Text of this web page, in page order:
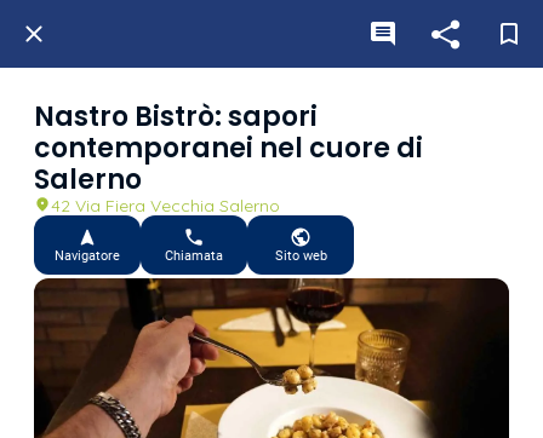
Nastro Bistrò: sapori
contemporanei nel cuore di
Salerno
42 Via Fiera Vecchia Salerno
Navigatore Chiamata Sito web